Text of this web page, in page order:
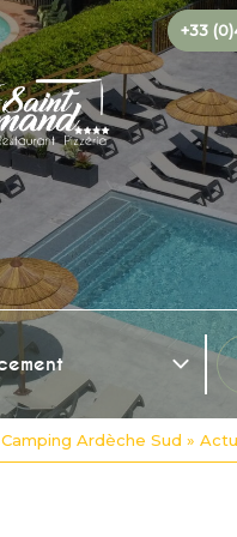
+33
Camping Ardèche Sud »